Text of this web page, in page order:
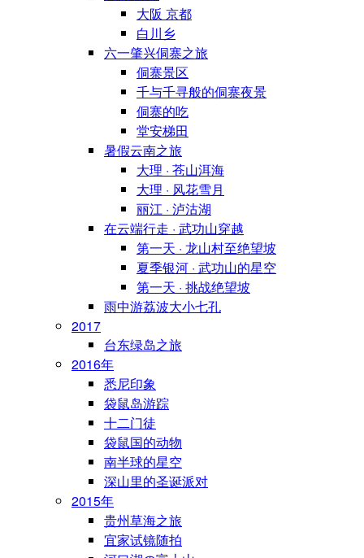
大阪 京都
白川乡
六一肇兴侗寨之旅
侗寨景区
千与千寻般的侗寨夜景
侗寨的吃
堂安梯田
暑假云南之旅
大理 · 苍山洱海
大理 · 风花雪月
丽江 · 泸沽湖
在云端行走 · 武功山穿越
第一天 · 龙山村至绝望坡
夏季银河 · 武功山的星空
第一天 · 挑战绝望坡
雨中游荔波大小七孔
2017
台东绿岛之旅
2016年
悉尼印象
袋鼠岛游踪
十二门徒
袋鼠国的动物
南半球的星空
深山里的圣诞派对
2015年
贵州草海之旅
宜家试镜随拍